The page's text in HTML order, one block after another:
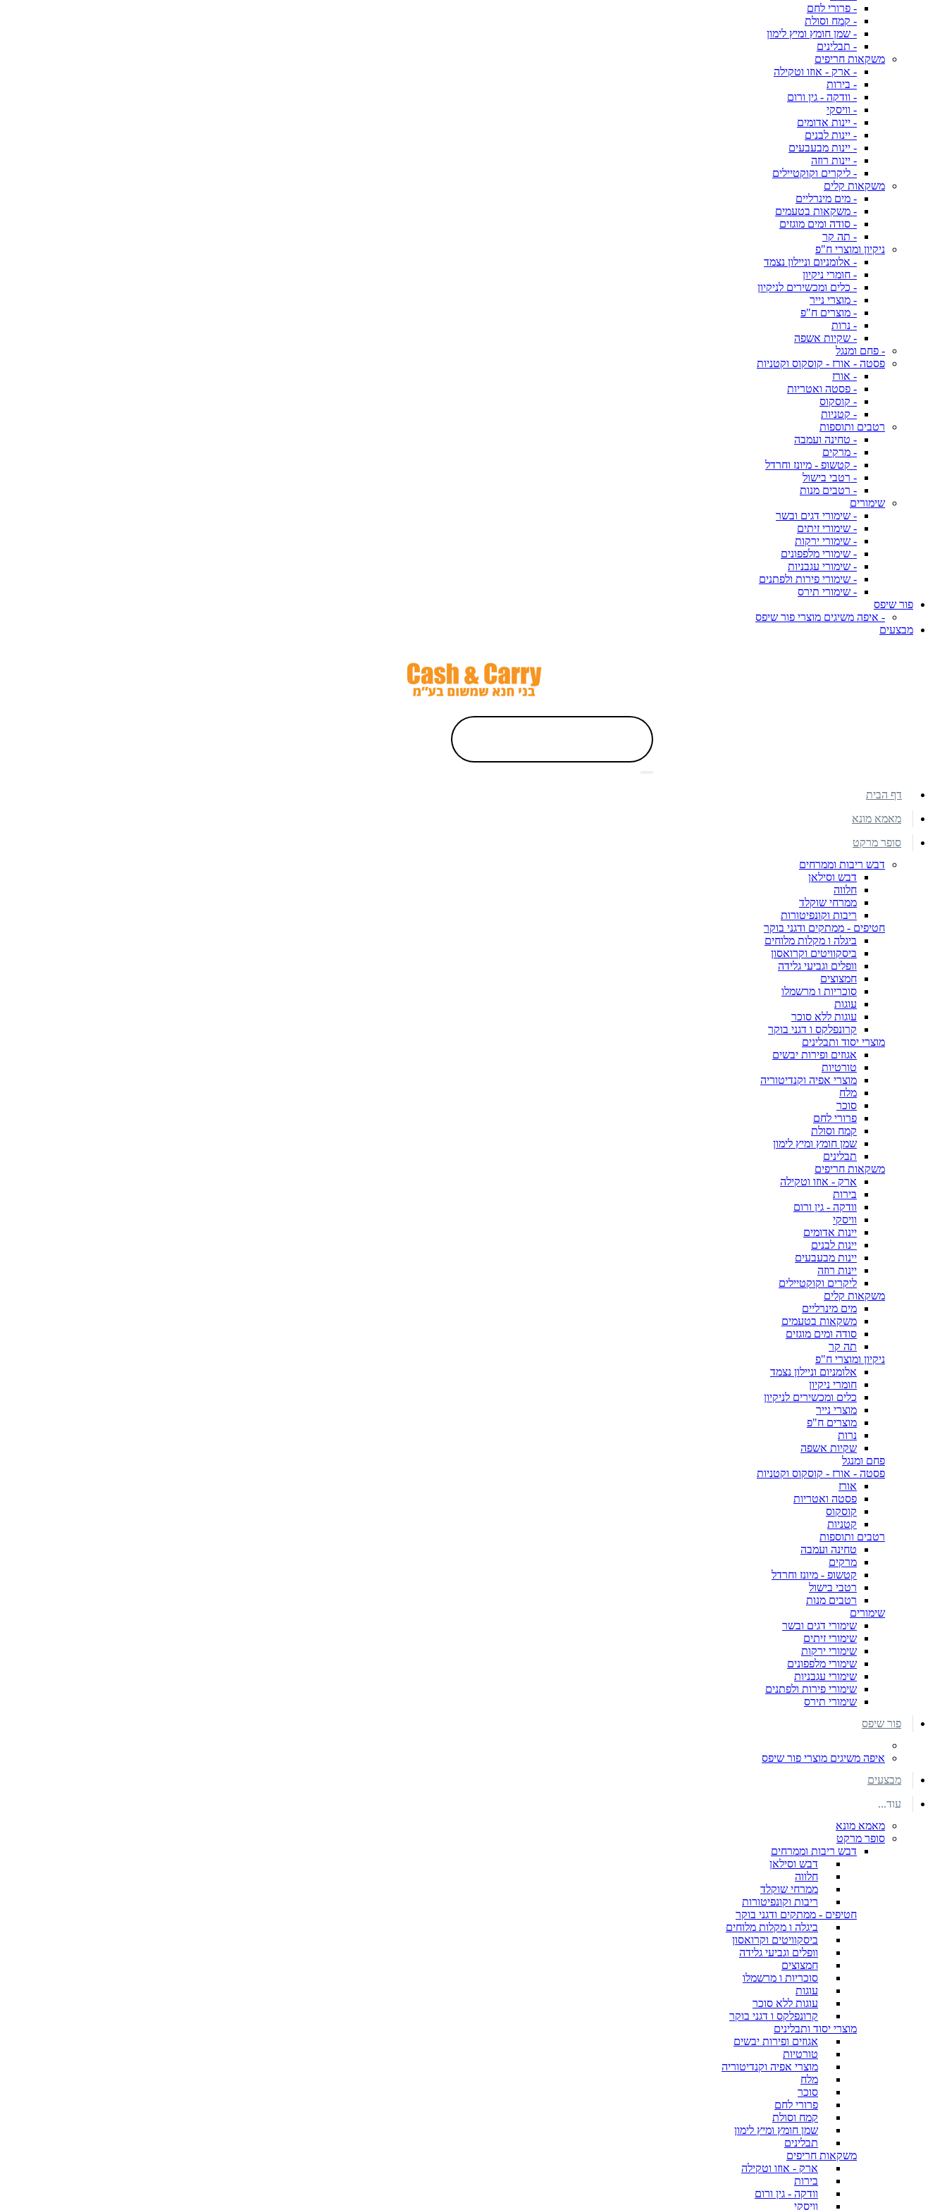
- פרורי לחם
- קמח וסולת
- שמן חומץ ומיץ לימון
- תבלינים
משקאות חריפים
- ארק - אוזו וטקילה
- בירות
- וודקה - גין ורום
- וויסקי
- יינות אדומים
- יינות לבנים
- יינות מבעבעים
- יינות רוזה
- ליקרים וקוקטיילים
משקאות קלים
- מים מינרליים
- משקאות בטעמים
- סודה ומים מוגזים
- תה קר
ניקיון ומוצרי ח"פ
- אלומניום וניילון נצמד
- חומרי ניקיון
- כלים ומכשירים לניקיון
- מוצרי נייר
- מוצרים ח"פ
- נרות
- שקיות אשפה
- פחם ומנגל
פסטה - אורז - קוסקוס וקטניות
- אורז
- פסטה ואטריות
- קוסקוס
- קטניות
רטבים ותוספות
- טחינה ועמבה
- מרקים
- קטשופ - מיונז וחרדל
- רטבי בישול
- רטבים מנות
שימורים
- שימורי דגים ובשר
- שימורי זיתים
- שימורי ירקות
- שימורי מלפפונים
- שימורי עגבניות
- שימורי פירות ולפתנים
- שימורי תירס
פור שיפס
- איפה משיגים מוצרי פור שיפס
מבצעים
דף הבית
מאמא מונא
סופר מרקט
דבש ריבות וממרחים
דבש וסילאן
חלווה
ממרחי שוקלד
ריבות וקונפיטורות
חטיפים - ממתקים ודגני בוקר
ביגלה ו מקלות מלוחים
ביסקוויטים וקרואסון
וופלים וגביעי גלידה
חמצוצים
סוכריות ו מרשמלו
עוגות
עוגות ללא סוכר
קרונפלקס ו דגני בוקר
מוצרי יסוד ותבלינים
אגוזים ופירות יבשים
טורטיות
מוצרי אפיה וקנדיטוריה
מלח
סוכר
פרורי לחם
קמח וסולת
שמן חומץ ומיץ לימון
תבלינים
משקאות חריפים
ארק - אוזו וטקילה
בירות
וודקה - גין ורום
וויסקי
יינות אדומים
יינות לבנים
יינות מבעבעים
יינות רוזה
ליקרים וקוקטיילים
משקאות קלים
מים מינרליים
משקאות בטעמים
סודה ומים מוגזים
תה קר
ניקיון ומוצרי ח"פ
אלומניום וניילון נצמד
חומרי ניקיון
כלים ומכשירים לניקיון
מוצרי נייר
מוצרים ח"פ
נרות
שקיות אשפה
פחם ומנגל
פסטה - אורז - קוסקוס וקטניות
אורז
פסטה ואטריות
קוסקוס
קטניות
רטבים ותוספות
טחינה ועמבה
מרקים
קטשופ - מיונז וחרדל
רטבי בישול
רטבים מנות
שימורים
שימורי דגים ובשר
שימורי זיתים
שימורי ירקות
שימורי מלפפונים
שימורי עגבניות
שימורי פירות ולפתנים
שימורי תירס
פור שיפס
איפה משיגים מוצרי פור שיפס
מבצעים
עוד...
מאמא מונא
סופר מרקט
דבש ריבות וממרחים
דבש וסילאן
חלווה
ממרחי שוקלד
ריבות וקונפיטורות
חטיפים - ממתקים ודגני בוקר
ביגלה ו מקלות מלוחים
ביסקוויטים וקרואסון
וופלים וגביעי גלידה
חמצוצים
סוכריות ו מרשמלו
עוגות
עוגות ללא סוכר
קרונפלקס ו דגני בוקר
מוצרי יסוד ותבלינים
אגוזים ופירות יבשים
טורטיות
מוצרי אפיה וקנדיטוריה
מלח
סוכר
פרורי לחם
קמח וסולת
שמן חומץ ומיץ לימון
תבלינים
משקאות חריפים
ארק - אוזו וטקילה
בירות
וודקה - גין ורום
וויסקי